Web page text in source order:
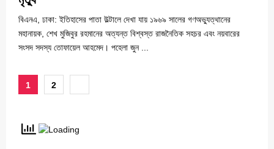
বিএনএ, ঢাকা: ইতিহাসের পাতা উল্টালে দেখা যায় ১৯৬৯ সালের গণঅভ্যুত্থানের
মহানায়ক, শেখ মুজিবুর রহমানের অত্যন্ত বিশ্বস্ত রাজনৈতিক সহচর এবং নয়বারের
সংসদ সদস্য তোফায়েল আহমেদ। পহেলা জুন ...
Posts
1 2